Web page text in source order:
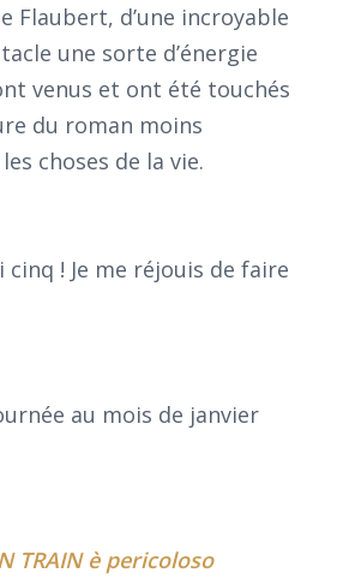
Flaubert, d’une incroyable
une sorte d’énergie
venus et ont été touchés
du roman moins
choses de la vie.
cinq ! Je me réjouis de faire
au mois de janvier
TRAIN è pericoloso